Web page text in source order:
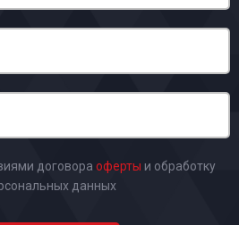
договора оферты и обработку
данных